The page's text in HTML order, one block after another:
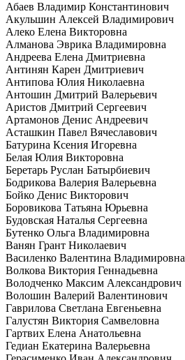
Абаев Владимир Константинович
Акульшин Алексей Владимирович
Алеко Елена Викторовна
Алманова Эврика Владимировна
Андреева Елена Дмитриевна
Антинян Карен Дмитриевич
Антипова Юлия Николаевна
Антошин Дмитрий Валерьевич
Аристов Дмитрий Сергеевич
Артамонов Денис Андреевич
Асташкин Павел Вячеславович
Батурина Ксения Игоревна
Белая Юлия Викторовна
Беретарь Руслан Батырбиевич
Бодрикова Валерия Валерьевна
Бойко Денис Викторович
Боровикова Татьяна Юрьевна
Будовская Наталья Сергеевна
Бутенко Ольга Владимировна
Ванян Грант Николаевич
Василенко Валентина Владимировна
Волкова Виктория Геннадьевна
Володченко Максим Александрович
Волошин Валерий Валентинович
Гаврилова Светлана Евгеньевна
Галустян Виктория Самвеловна
Гартвих Елена Анатольевна
Гедиан Екатерина Валерьевна